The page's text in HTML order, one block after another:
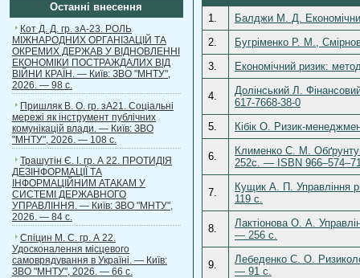
Останні внесення
Кот Д. Д. гр. зА-23. РОЛЬ
МІЖНАРОДНИХ ОРГАНІЗАЦІЙ ТА
ОКРЕМИХ ДЕРЖАВ У ВІДНОВЛЕННІ
ЕКОНОМІКИ ПОСТРАЖДАЛИХ ВІД
ВІЙНИ КРАЇН. — Київ: ЗВО "МНТУ",
2026. — 98 с.
Пришляк В. О. гр. зА21. Соціальні
мережі як інструмент публічних
комунікацій влади. — Київ: ЗВО
"МНТУ", 2026. — 108 с.
Трашутін Є. І. гр. А 22. ПРОТИДІЯ
ДЕЗІНФОРМАЦІЇ ТА
ІНФОРМАЦІЙНИМ АТАКАМ У
СИСТЕМІ ДЕРЖАВНОГО
УПРАВЛІННЯ. — Київ: ЗВО "МНТУ",
2026. — 84 с.
Спіцин М. С. гр. А 22.
Удосконалення місцевого
самоврядування в Україні. — Київ:
ЗВО "МНТУ", 2026. — 66 с.
1.
Балджи М. Д.
2.
Бугріменко Р. М.,
3.
Економічний ризик:
4.
Долінський Л.
617-7668-38-0
5.
Кібік О. Ризик-
6.
Клименко С. М.
252с. — ISBN
7.
Кущик А. П. Управління
119 с.
8.
Лактіонова О. А.
— 256 с.
9.
Лебеденко С. О.
— 91 с.